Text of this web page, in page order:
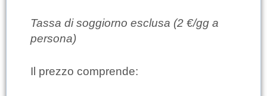
Tassa di soggiorno esclusa (2 €/gg a
persona)
Il prezzo comprende: